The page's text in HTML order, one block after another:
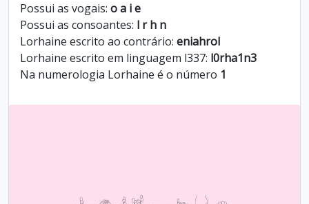
Possui as vogais: o a i e
Possui as consoantes: l r h n
Lorhaine escrito ao contrário: eniahrol
Lorhaine escrito em linguagem l337: l0rha1n3
Na numerologia Lorhaine é o número 1